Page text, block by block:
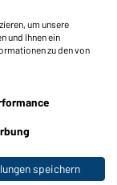
um unsere
und Ihnen ein
zu den von
speichern